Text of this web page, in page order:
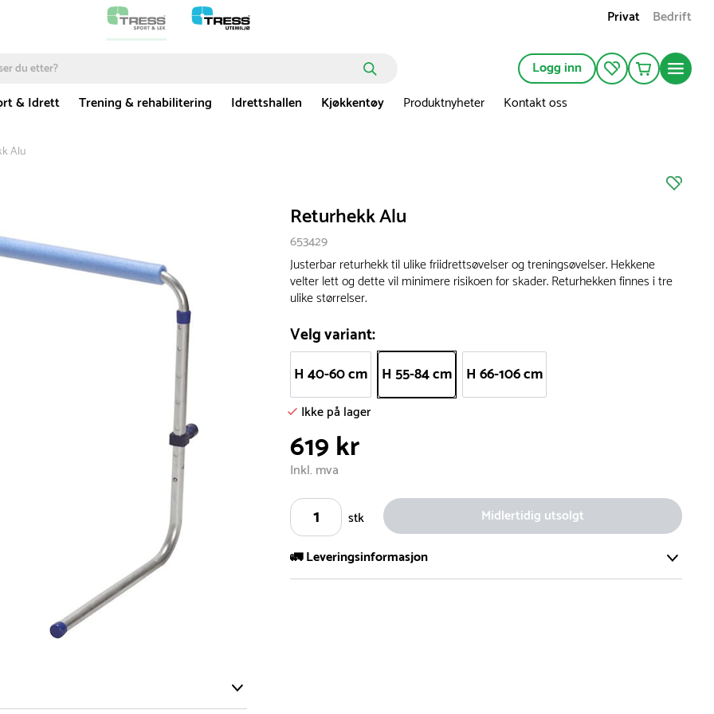
Privat Bedrift
Logg inn
& Idrett Trening & rehabilitering Idrettshallen Kjøkkentøy Produktnyheter Kontakt oss
Alu
Returhekk Alu
653429
Justerbar returhekk til ulike friidrettsøvelser og treningsøvelser. Hekkene
velter lett og dette vil minimere risikoen for skader. Returhekken finnes i tre
ulike størrelser.
Velg variant:
H 40-60 cm H 55-84 cm H 66-106 cm
Ikke på lager
619 kr
Inkl. mva
stk
Midlertidig utsolgt
🚛 Leveringsinformasjon